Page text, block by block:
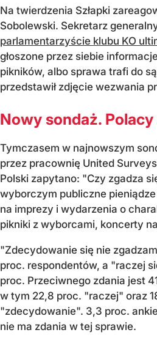
Na twierdzenia Szłapki
Sobolewski. Sekretarz
parlamentarzyście klubu KO
głoszone przez siebie
pikników, albo sprawa trafi do
przedstawił zdjęcie wezwania
Nowy sondaż. Polacy
Tymczasem w najnowszym
przez pracownię United
Polski zapytano: "Czy zgadza
wyborczym publiczne
na imprezy i wydarzenia o
pikniki z wyborcami, koncerty
"Zdecydowanie się nie
proc. respondentów, a "raczej
proc. Przeciwnego zdania jest
w tym 22,8 proc. "raczej" oraz
"zdecydowanie". 3,3 proc.
nie ma zdania w tej sprawie.